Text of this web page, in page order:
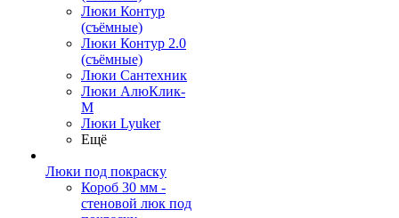
Люки Контур
(съёмные)
Люки Контур 2.0
(съёмные)
Люки Сантехник
Люки АлюКлик-
М
Люки Lyuker
Ещё
Люки под покраску
Короб 30 мм -
стеновой люк под